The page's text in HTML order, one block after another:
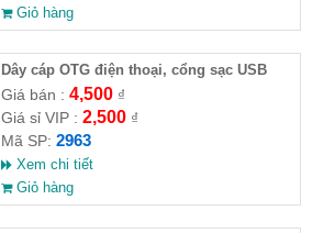
Giỏ hàng
Dây cáp OTG điện thoại, cổng sạc USB
Giá bán : 4,500₫
Giá sỉ VIP : 2,500₫
Mã SP: 2963
Xem chi tiết
Giỏ hàng